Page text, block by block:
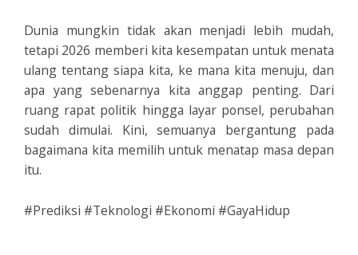
Dunia mungkin tidak akan menjadi lebih mudah,
tetapi 2026 memberi kita kesempatan untuk menata
ulang tentang siapa kita, ke mana kita menuju, dan
apa yang sebenarnya kita anggap penting. Dari
ruang rapat politik hingga layar ponsel, perubahan
sudah dimulai. Kini, semuanya bergantung pada
bagaimana kita memilih untuk menatap masa depan
itu.
#Prediksi #Teknologi #Ekonomi #GayaHidup